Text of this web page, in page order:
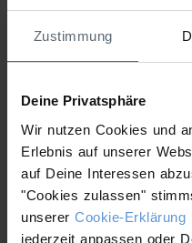
Zustimmung
Deine Privatsphäre
Wir nutzen Cookies und
Erlebnis auf unserer
auf Deine Interessen
"Cookies zulassen"
unserer Cookie-Erklärung
jederzeit anpassen oder
Attached Files
1 file
429.34 KB